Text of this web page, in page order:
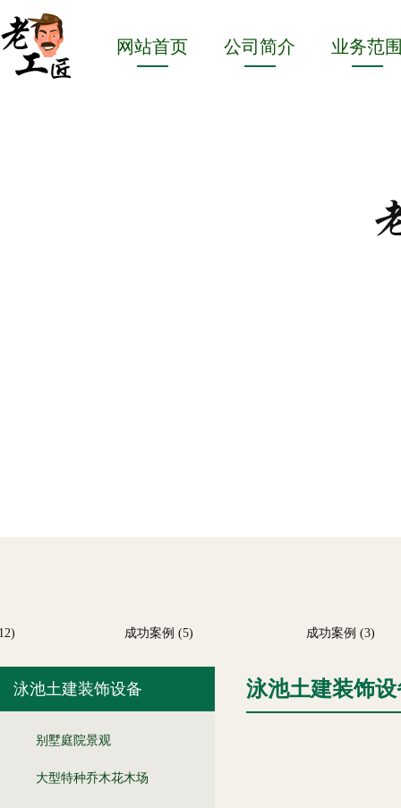
网站首页 公司简介 业务范
成功案例 (5) 成功案例 (3)
泳池土建装饰设备
别墅庭院景观
大型特种乔木花木场
泳池土建装饰设